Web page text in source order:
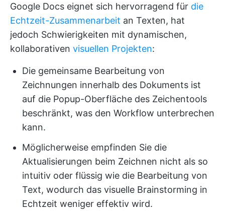
Google Docs eignet sich hervorragend für die
Echtzeit-Zusammenarbeit an Texten, hat
jedoch Schwierigkeiten mit dynamischen,
kollaborativen visuellen Projekten:
Die gemeinsame Bearbeitung von
Zeichnungen innerhalb des Dokuments ist
auf die Popup-Oberfläche des Zeichentools
beschränkt, was den Workflow unterbrechen
kann.
Möglicherweise empfinden Sie die
Aktualisierungen beim Zeichnen nicht als so
intuitiv oder flüssig wie die Bearbeitung von
Text, wodurch das visuelle Brainstorming in
Echtzeit weniger effektiv wird.